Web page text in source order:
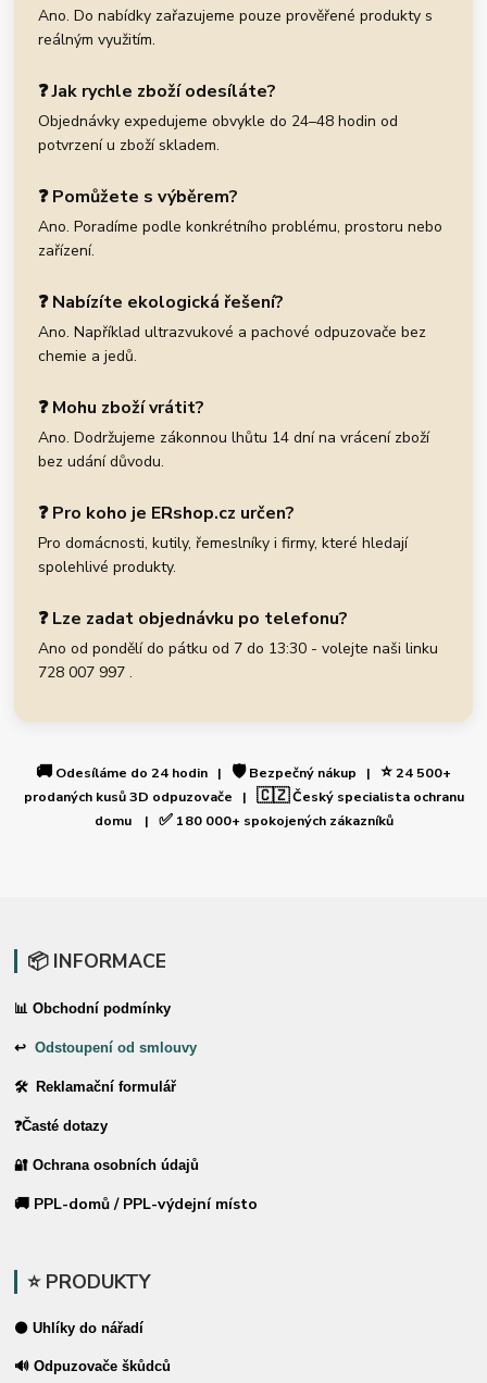
Ano. Do nabídky zařazujeme pouze prověřené produkty s
reálným využitím.
❓ Jak rychle zboží odesíláte?
Objednávky expedujeme obvykle do 24–48 hodin od
potvrzení u zboží skladem.
❓ Pomůžete s výběrem?
Ano. Poradíme podle konkrétního problému, prostoru nebo
zařízení.
❓ Nabízíte ekologická řešení?
Ano. Například ultrazvukové a pachové odpuzovače bez
chemie a jedů.
❓ Mohu zboží vrátit?
Ano. Dodržujeme zákonnou lhůtu 14 dní na vrácení zboží
bez udání důvodu.
❓ Pro koho je ERshop.cz určen?
Pro domácnosti, kutily, řemeslníky i firmy, které hledají
spolehlivé produkty.
❓ Lze zadat objednávku po telefonu?
Ano od pondělí do pátku od 7 do 13:30 - volejte naši linku
728 007 997 .
🚚 Odesíláme do 24 hodin | 🛡️Bezpečný nákup | ⭐24 500+
prodaných kusů 3D odpuzovače | 🇨🇿Český specialista ochranu
domu | ✅180 000+ spokojených zákazníků
📦 INFORMACE
📊 Obchodní podmínky
↩Odstoupení od smlouvy
🛠 Reklamační formulář
❓Časté dotazy
🔐 Ochrana osobních údajů
🚚 PPL-domů / PPL-výdejní místo
⭐ PRODUKTY
⚫ Uhlíky do nářadí
🔊 Odpuzovače škůdců